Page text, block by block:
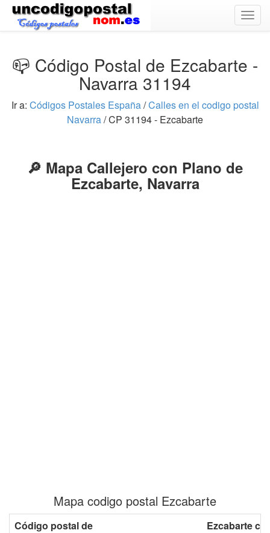
📪 Código Postal de Ezcabarte -
Navarra 31194
Ir a: Códigos Postales España/Calles en el codigo postal
Navarra/ CP 31194 - Ezcabarte
🔎 Mapa Callejero con Plano de
Ezcabarte, Navarra
Mapa codigo postal Ezcabarte
Código postal de
Ezcabarte